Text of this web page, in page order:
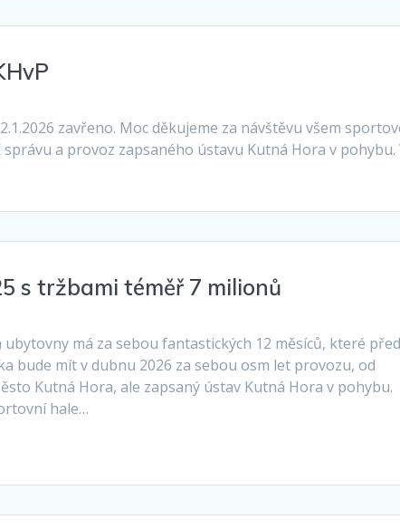
zavřeno. Moc děkujeme za návštěvu všem
správu a provoz zapsaného ústavu Kutná Hora v pohybu.
s tržbami téměř 7 milionů
má za sebou fantastických 12 měsíců, které
bude mít v dubnu 2026 za sebou osm let provozu, od
Kutná Hora, ale zapsaný ústav Kutná Hora v pohybu.
hale…